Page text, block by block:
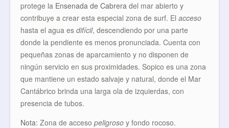
protege la Ensenada de Cabrera del mar abierto y
contribuye a crear esta especial zona de surf. El acceso
hasta el agua es difícil, descendiendo por una parte
donde la pendiente es menos pronunciada. Cuenta con
pequeñas zonas de aparcamiento y no disponen de
ningún servicio en sus proximidades. Sopico es una zona
que mantiene un estado salvaje y natural, donde el Mar
Cantábrico brinda una larga ola de izquierdas, con
presencia de tubos.
Nota: Zona de acceso peligroso y fondo rocoso.